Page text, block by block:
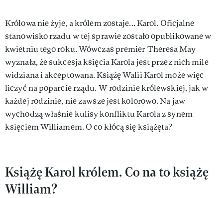
Królowa nie żyje, a królem zostaje... Karol. Oficjalne
stanowisko rzadu w tej sprawie zostało opublikowane w
kwietniu tego roku. Wówczas premier Theresa May
wyznała, że sukcesja księcia Karola jest przez nich mile
widziana i akceptowana. Książę Walii Karol może więc
liczyć na poparcie rządu. W rodzinie królewskiej, jak w
każdej rodzinie, nie zawsze jest kolorowo. Na jaw
wychodzą właśnie kulisy konfliktu Karola z synem
księciem Williamem. O co kłócą się książęta?
Książę Karol królem. Co na to książę
William?